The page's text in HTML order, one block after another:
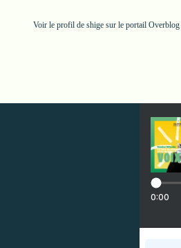
Voir le profil de shige sur le portail Overblog
0:00